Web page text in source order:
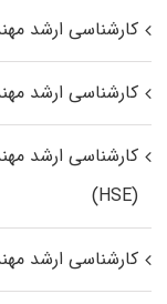
کارشناسی ارشد
کارشناسی ارشد
کارشناسی ارشد
(HSE)
کارشناسی ارشد